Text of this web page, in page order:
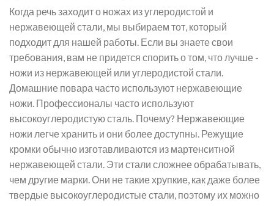
Когда речь заходит о ножах из углеродистой и
нержавеющей стали, мы выбираем тот, который
подходит для нашей работы. Если вы знаете свои
требования, вам не придется спорить о том, что лучше -
ножи из нержавеющей или углеродистой стали.
Домашние повара часто используют нержавеющие
ножи. Профессионалы часто используют
высокоуглеродистую сталь. Почему? Нержавеющие
ножи легче хранить и они более доступны. Режущие
кромки обычно изготавливаются из мартенситной
нержавеющей стали. Эти стали сложнее обрабатывать,
чем другие марки. Они не такие хрупкие, как даже более
твердые высокоуглеродистые стали, поэтому их можно